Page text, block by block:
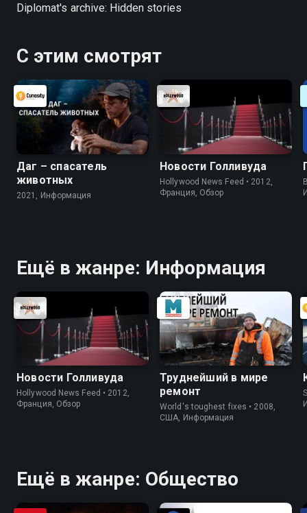
Diplomat's archive: Hidden stories
С этим смотрят
Даг – спасатель
животных
2021, Информация
Новости Голливуда
Hollywood News Feed • 2012,
Франция, Обзор
Ещё в жанре: Информация
Новости Голливуда
Hollywood News Feed • 2012,
Франция, Обзор
Труднейший в мире
ремонт
World's toughest fixes • 2008,
США, Информация
Ещё в жанре: Общество